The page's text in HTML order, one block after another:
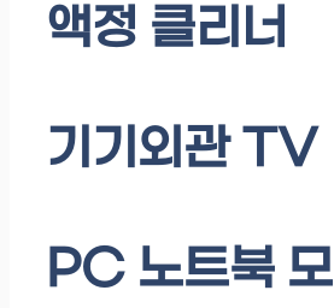
액정 클리너
기기외관 TV
PC 노트북 모